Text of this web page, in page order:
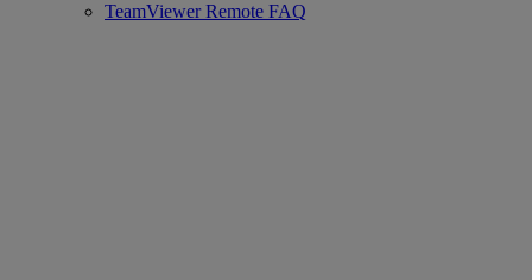
TeamViewer Remote FAQ